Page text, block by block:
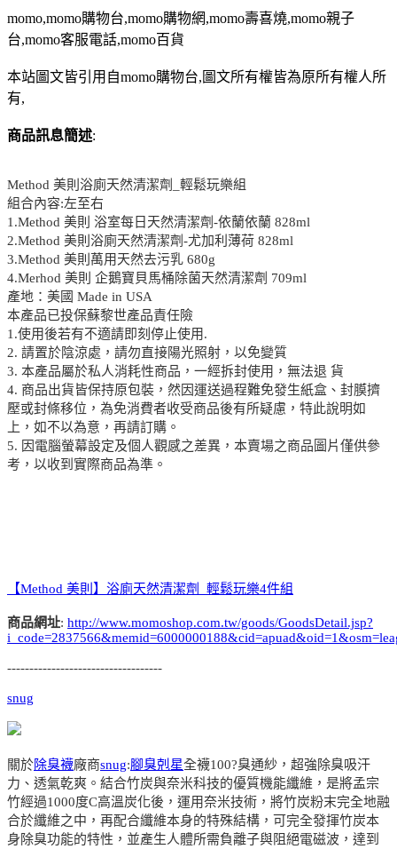
momo,momo購物台,momo購物網,momo壽喜燒,momo親子
台,momo客服電話,momo百貨
本站圖文皆引用自momo購物台,圖文所有權皆為原所有權人所
有,
商品訊息簡述:
Method 美則浴廁天然清潔劑_輕鬆玩樂組
組合內容:左至右
1.Method 美則 浴室每日天然清潔劑-依蘭依蘭 828ml
2.Method 美則浴廁天然清潔劑-尤加利薄荷 828ml
3.Method 美則萬用天然去污乳 680g
4.Merhod 美則 企鵝寶貝馬桶除菌天然清潔劑 709ml
產地：美國 Made in USA
本產品已投保蘇黎世產品責任險
1.使用後若有不適請即刻停止使用.
2. 請置於陰涼處，請勿直接陽光照射，以免變質
3. 本產品屬於私人消耗性商品，一經拆封使用，無法退 貨
4. 商品出貨皆保持原包裝，然因運送過程難免發生紙盒、封膜擠
壓或封條移位，為免消費者收受商品後有所疑慮，特此說明如
上，如不以為意，再請訂購。
5. 因電腦螢幕設定及個人觀感之差異，本賣場之商品圖片僅供參
考，以收到實際商品為準。
【Method 美則】浴廁天然清潔劑_輕鬆玩樂4件組
商品網址: http://www.momoshop.com.tw/goods/GoodsDetail.jsp?
-----------------------------------
snug
關於除臭襪廠商snug:腳臭剋星全襪100?臭通紗，超強除臭吸汗
力、透氣乾爽。結合竹炭與奈米科技的優質機能纖維，是將孟宗
竹經過1000度C高溫炭化後，運用奈米技術，將竹炭粉末完全地融
合於纖維之中，再配合纖維本身的特殊結構，可完全發揮竹炭本
身除臭功能的特性，並產生人體所需負離子與阻絕電磁波，達到